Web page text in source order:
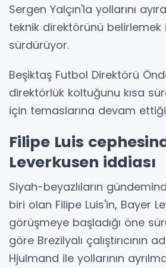
Sergen Yalçın'la yollarını
teknik direktörünü belirlemek
sürdürüyor.
Beşiktaş Futbol Direktörü
direktörlük koltuğunu kısa
için temaslarına devam
Filipe Luis
Leverkusen iddiası
Siyah-beyazlıların
biri olan Filipe Luis'in, Bayer
görüşmeye başladığı öne
göre Brezilyalı çalıştırıcının
Hjulmand ile yollarının